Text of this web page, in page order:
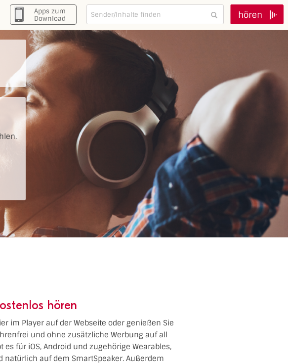
Apps zum
Download
hören
hören
im Player auf der Webseite oder genießen Sie
und ohne zusätzliche Werbung auf all
es für iOS, Android und zugehörige Wearables,
natürlich auf dem SmartSpeaker. Außerdem